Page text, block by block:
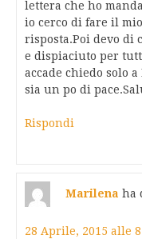
lettera che ho
io cerco di fare il
risposta.Poi devo di
e dispiaciuto per
accade chiedo solo
sia un po di
Rispondi
Marilena ha
28 Aprile, 2015 alle